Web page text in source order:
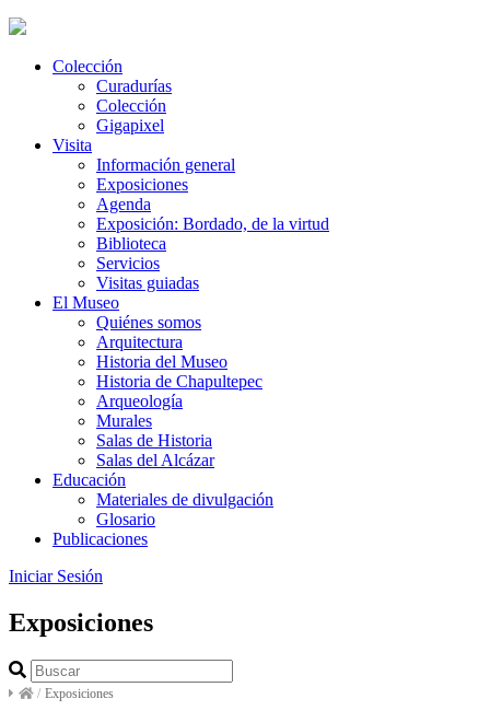
Colección
Curadurías
Colección
Gigapixel
Visita
Información general
Exposiciones
Agenda
Exposición: Bordado, de la virtud
Biblioteca
Servicios
Visitas guiadas
El Museo
Quiénes somos
Arquitectura
Historia del Museo
Historia de Chapultepec
Arqueología
Murales
Salas de Historia
Salas del Alcázar
Educación
Materiales de divulgación
Glosario
Publicaciones
Iniciar Sesión
Exposiciones
/ Exposiciones